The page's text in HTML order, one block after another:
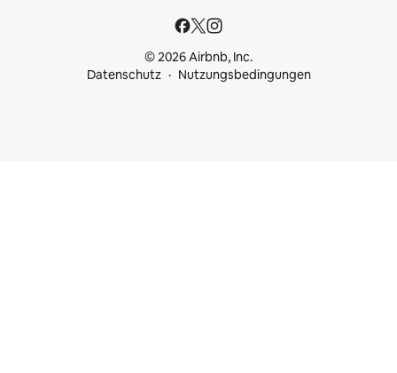
© 2026 Airbnb, Inc.
Datenschutz
Nutzungsbedingungen